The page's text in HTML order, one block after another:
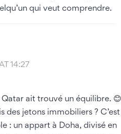
qui veut comprendre.
14:27
ait trouvé un équilibre. 😊
des jetons immobiliers ? C’est
: un appart à Doha, divisé en